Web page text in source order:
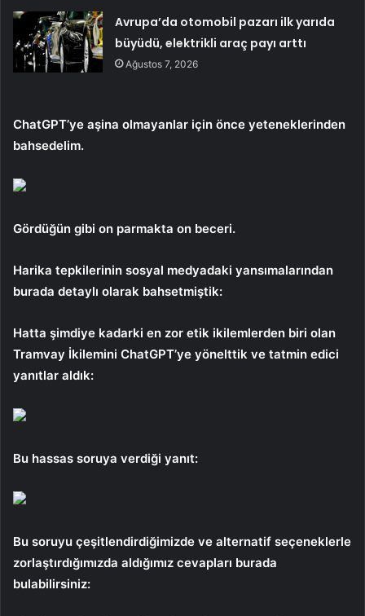
Avrupa’da otomobil pazarı ilk yarıda
büyüdü, elektrikli araç payı arttı
Ağustos 7, 2026
ChatGPT’ye aşina olmayanlar için önce yeteneklerinden
bahsedelim.
Gördüğün gibi on parmakta on beceri.
Harika tepkilerinin sosyal medyadaki yansımalarından
burada detaylı olarak bahsetmiştik:
Hatta şimdiye kadarki en zor etik ikilemlerden biri olan
Tramvay İkilemini ChatGPT’ye yönelttik ve tatmin edici
yanıtlar aldık:
Bu hassas soruya verdiği yanıt:
Bu soruyu çeşitlendirdiğimizde ve alternatif seçeneklerle
zorlaştırdığımızda aldığımız cevapları burada
bulabilirsiniz: